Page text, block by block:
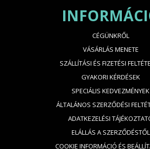
CÉGÜNKRŐL
VÁSÁRLÁS MENETE
SZÁLLÍTÁSI ÉS FIZETÉSI
GYAKORI KÉRDÉSEK
SPECIÁLIS KEDVEZMÉNYEK
ÁLTALÁNOS SZERZŐDÉSI
ADATKEZELÉSI
ELÁLLÁS A SZERZŐDÉSTŐL
COOKIE INFORMÁCIÓ ÉS